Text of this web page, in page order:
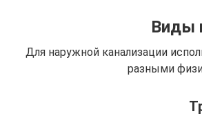
Виды
Для наружной канализации
разными